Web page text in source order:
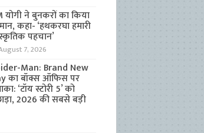
योगी ने बुनकरों का किया
कहा- ‘हथकरघा हमारी
पहचान’
7, 2026
Man: Brand New
का बॉक्स ऑफिस पर
‘टॉय स्टोरी 5’ को
2026 की सबसे बड़ी